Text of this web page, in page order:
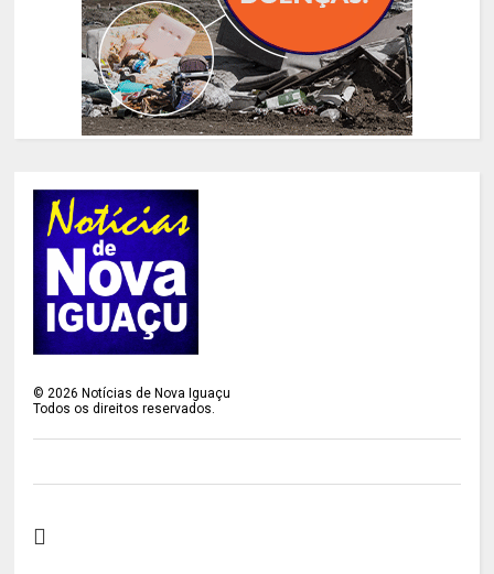
©2026 Notícias de Nova Iguaçu
Todos os direitos reservados.